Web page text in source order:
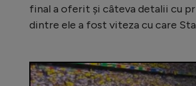
final a oferit și câteva detalii cu
dintre ele a fost viteza cu care